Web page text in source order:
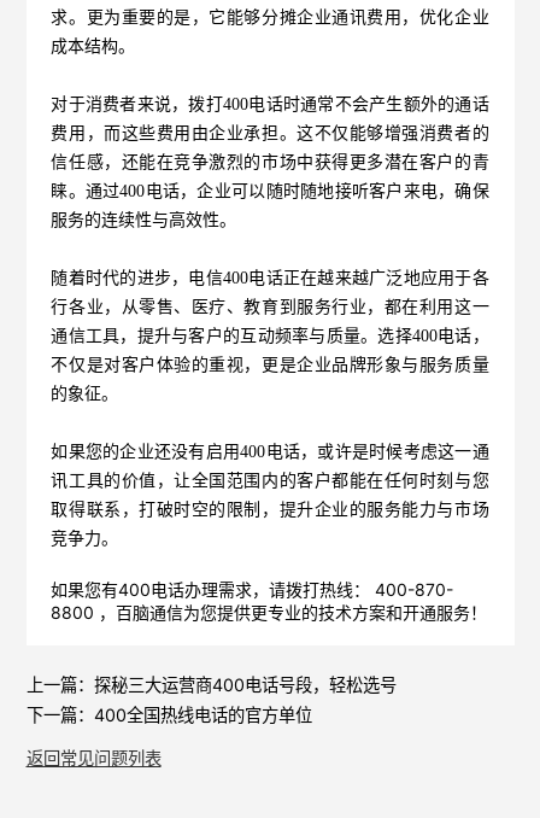
求。更为重要的是，它能够分摊企业通讯费用，优化企业
成本结构。
对于消费者来说，拨打400电话时通常不会产生额外的通话
费用，而这些费用由企业承担。这不仅能够增强消费者的
信任感，还能在竞争激烈的市场中获得更多潜在客户的青
睐。通过400电话，企业可以随时随地接听客户来电，确保
服务的连续性与高效性。
随着时代的进步，电信400电话正在越来越广泛地应用于各
行各业，从零售、医疗、教育到服务行业，都在利用这一
通信工具，提升与客户的互动频率与质量。选择400电话，
不仅是对客户体验的重视，更是企业品牌形象与服务质量
的象征。
如果您的企业还没有启用400电话，或许是时候考虑这一通
讯工具的价值，让全国范围内的客户都能在任何时刻与您
取得联系，打破时空的限制，提升企业的服务能力与市场
竞争力。
如果您有400电话办理需求，请拨打热线： 400-870-
8800 ，百脑通信为您提供更专业的技术方案和开通服务！
上一篇： 探秘三大运营商400电话号段，轻松选号
下一篇： 400全国热线电话的官方单位
返回常见问题列表